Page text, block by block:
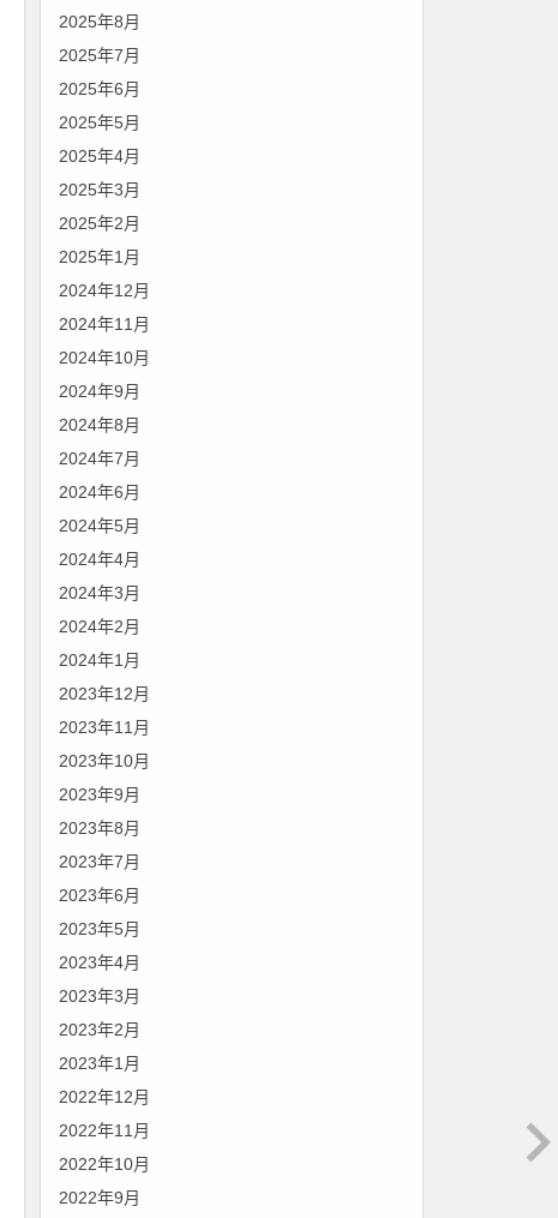
2025年8月
2025年7月
2025年6月
2025年5月
2025年4月
2025年3月
2025年2月
2025年1月
2024年12月
2024年11月
2024年10月
2024年9月
2024年8月
2024年7月
2024年6月
2024年5月
2024年4月
2024年3月
2024年2月
2024年1月
2023年12月
2023年11月
2023年10月
2023年9月
2023年8月
2023年7月
2023年6月
2023年5月
2023年4月
2023年3月
2023年2月
2023年1月
2022年12月
2022年11月
2022年10月
2022年9月